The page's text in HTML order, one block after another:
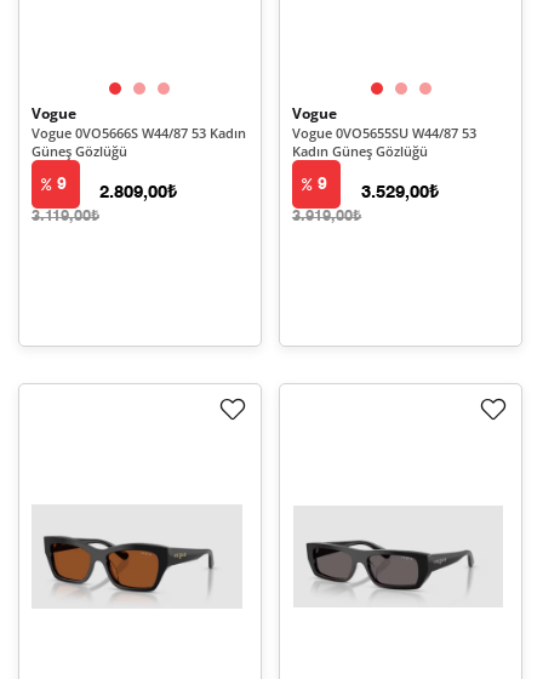
Vogue
Vogue 0VO5666S W44/87 53 Kadın
Güneş Gözlüğü
9
3.119,00₺
2.809,00₺
Vogue
Vogue 0VO5655SU W44/87 53
Kadın Güneş Gözlüğü
9
3.919,00₺
3.529,00₺